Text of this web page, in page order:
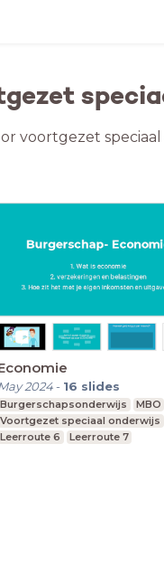
voortgezet
May 2024- 16 slides
Burgerschapsonderwijs
MBO
Voortgezet speciaal onderwijs
Leerroute 6
Leerroute 7